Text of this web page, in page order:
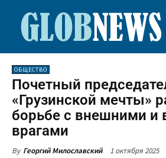
ОБЩЕСТВО
Почетный
«Грузинской мечты»
борьбе с внешними и
врагами
By Георгий Милославский 1 октября 2025